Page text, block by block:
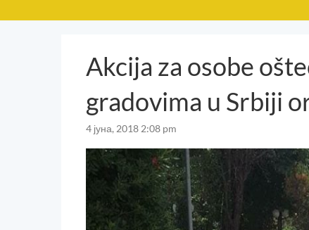
Akcija za osobe
gradovima u Srbiji
4 јуна, 2018 2:08 pm